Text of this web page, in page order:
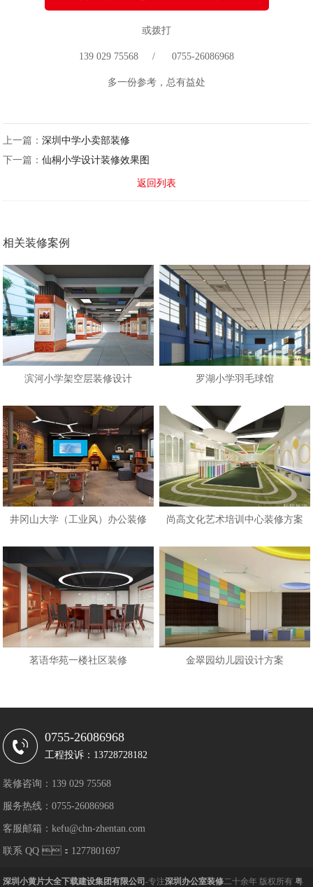
或拨打
139 029 75568 / 0755-26086968
多一份参考，总有益处
上一篇：深圳中学小卖部装修
下一篇：仙桐小学设计装修效果图
返回列表
相关装修案例
滨河小学架空层装修设计 罗湖小学羽毛球馆
井冈山大学（工业风）办公装修 尚高文化艺术培训中心装修方案
茗语华苑一楼社区装修 金翠园幼儿园设计方案
0755-26086968
工程投诉：13728728182
装修咨询：139 029 75568
服务热线：0755-26086968
客服邮箱：kefu@chn-zhentan.com
联系 QQ ：1277801697
深圳小黄片大全下载建设集团有限公司-专注深圳办公室装修二十余年 版权所有粤